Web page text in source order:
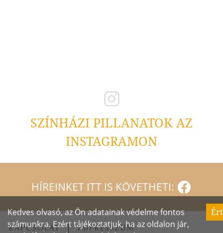
SZÍNHÁZI PILLANATOK AZ
INSTAGRAMON
HÍREINKET ITT IS KÖVETHETI:
KAPCSOLAT IMPRESSZUM
Kedves olvasó, az Ön adatainak védelme fontos
számunkra. Ezért tájékoztatjuk, ha az oldalon jár,